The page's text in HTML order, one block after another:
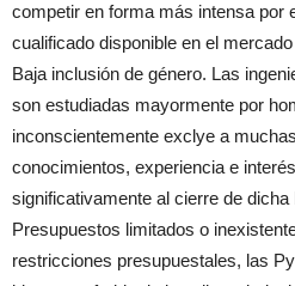
competir en forma más intensa por
cualificado disponible en el
Baja inclusión de género. Las
son estudiadas mayormente por
inconscientemente exclye a
conocimientos, experiencia e
significativamente al cierre de dicha
Presupuestos limitados o
restricciones presupuestales, las